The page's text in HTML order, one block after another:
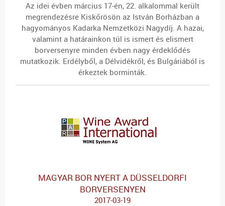
Az idei évben március 17-én, 22. alkalommal került
megrendezésre Kiskőrösön az István Borházban a
hagyományos Kadarka Nemzetközi Nagydíj. A hazai,
valamint a határainkon túl is ismert és elismert
borversenyre minden évben nagy érdeklődés
mutatkozik. Erdélyből, a Délvidékről, és Bulgáriából is
érkeztek borminták.
MAGYAR BOR NYERT A DÜSSELDORFI
BORVERSENYEN
2017-03-19